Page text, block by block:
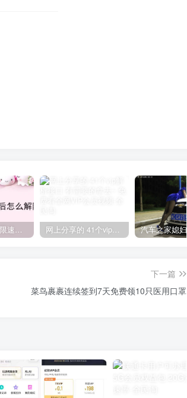
联通网络 解除限速方法参考！畅享、畅玩、老白干等及其它地区自测了 网上分享的 41个vip解析接口 有需要的拿去~ 免费看全网VIP会员视频
下一篇
菜鸟裹裹连续签到7天免费领10只医用口罩